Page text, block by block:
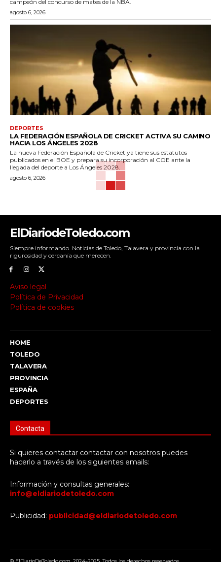
campeón del concurso de mates de la NBA.
agosto 6, 2026
DEPORTES
LA FEDERACIÓN ESPAÑOLA DE CRICKET ACTIVA SU CAMINO
HACIA LOS ÁNGELES 2028
La nueva Federación Española de Cricket ya tiene sus estatutos
publicados en el BOE y prepara su incorporación al COE ante la
llegada del deporte a Los Ángeles 2028.
agosto 6, 2026
ElDiariodeToledo.com
Siempre informando. Noticias de Toledo, Talavera y provincia con la
rigurosidad y cercanía que merecen.
Aviso legal
Política de Privacidad
Política de cookies
HOME
TOLEDO
TALAVERA
PROVINCIA
ESPAÑA
DEPORTES
Contacta
Si quieres contactar contactar con nosotros puedes
hacerlo a través de los siguientes emails:
Información y consultas generales:
info@eldiariodetoledo.com
Publicidad: publicidad@eldiariodetoledo.com